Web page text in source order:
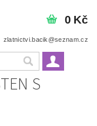
zlatnictvi.bacik@seznam.cz
0 Kč
S